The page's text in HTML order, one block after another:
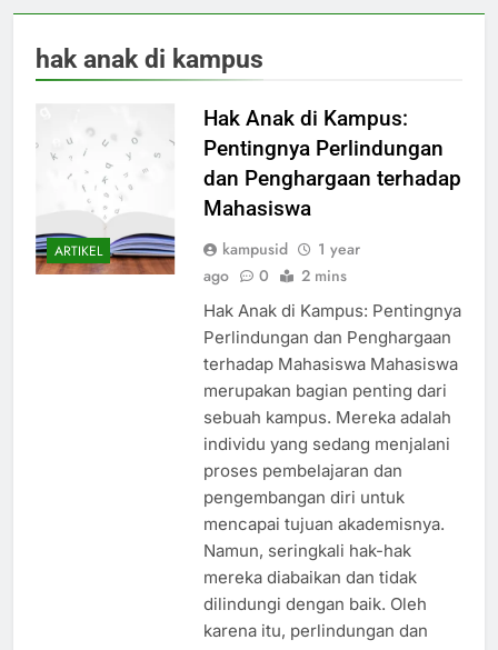
hak anak di kampus
ARTIKEL
Hak Anak di Kampus:
Pentingnya Perlindungan
dan Penghargaan terhadap
Mahasiswa
kampusid
1 year
ago
0 2 mins
Hak Anak di Kampus: Pentingnya
Perlindungan dan Penghargaan
terhadap Mahasiswa Mahasiswa
merupakan bagian penting dari
sebuah kampus. Mereka adalah
individu yang sedang menjalani
proses pembelajaran dan
pengembangan diri untuk
mencapai tujuan akademisnya.
Namun, seringkali hak-hak
mereka diabaikan dan tidak
dilindungi dengan baik. Oleh
karena itu, perlindungan dan